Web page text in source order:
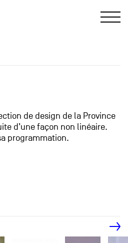
de design de la Province
d’une façon non linéaire.
programmation.